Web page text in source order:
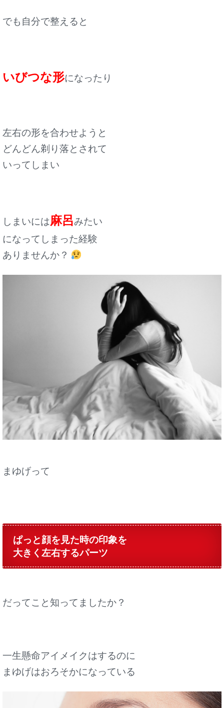
でも自分で整えると
いびつな形になったり
左右の形を合わせようと
どんどん剃り落とされて
いってしまい
しまいには麻呂みたい
になってしまった経験
ありませんか？
まゆげって
ぱっと顔を見た時の印象を
大きく左右するパーツ
だってこと 知ってましたか？
一生懸命アイメイクはするのに
まゆげはおろそかになっている